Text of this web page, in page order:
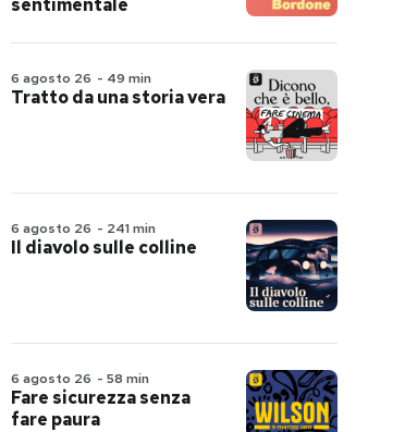
sentimentale
6 agosto 26 - 49 min
Tratto da una storia vera
6 agosto 26 - 241 min
Il diavolo sulle colline
6 agosto 26 - 58 min
Fare sicurezza senza
fare paura